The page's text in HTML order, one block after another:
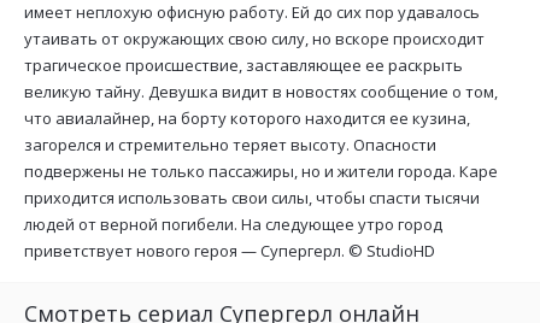
имеет неплохую офисную работу. Ей до сих пор удавалось
утаивать от окружающих свою силу, но вскоре происходит
трагическое происшествие, заставляющее ее раскрыть
великую тайну. Девушка видит в новостях сообщение о том,
что авиалайнер, на борту которого находится ее кузина,
загорелся и стремительно теряет высоту. Опасности
подвержены не только пассажиры, но и жители города. Каре
приходится использовать свои силы, чтобы спасти тысячи
людей от верной погибели. На следующее утро город
приветствует нового героя — Супергерл. © StudioHD
Смотреть сериал Супергерл онлайн